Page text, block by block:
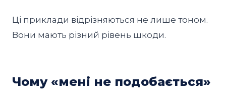
Ці приклади відрізняються не лише тоном.
Вони мають різний рівень шкоди.
Чому «мені не подобається»